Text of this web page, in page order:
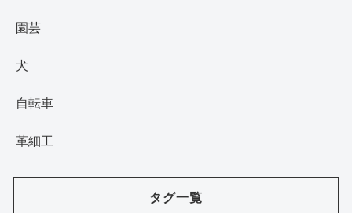
園芸
犬
自転車
革細工
タグ一覧